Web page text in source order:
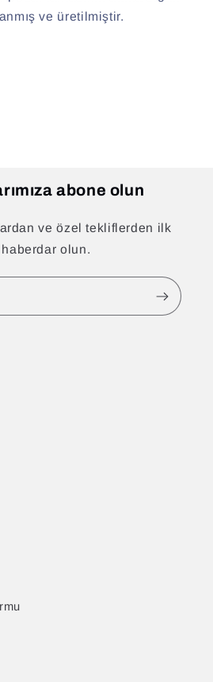
ve üretilmiştir.
abone olun
ve özel tekliflerden ilk
olun.